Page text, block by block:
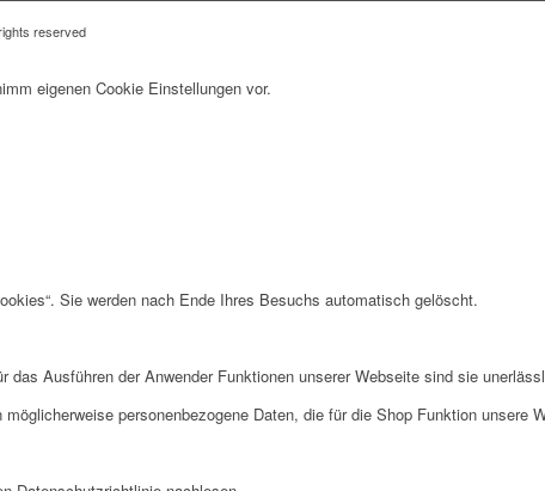
reserved
eigenen Cookie Einstellungen vor.
Sie werden nach Ende Ihres Besuchs automatisch gelöscht.
Ausführen der Anwender Funktionen unserer Webseite sind sie
personenbezogene Daten, die für die Shop Funktion unsere